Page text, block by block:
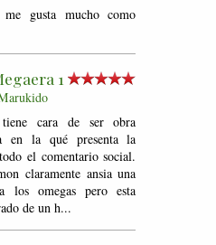
gusta mucho como
1
cara de ser obra
en la qué presenta la
el comentario social.
claramente ansia una
los omegas pero esta
de un h...